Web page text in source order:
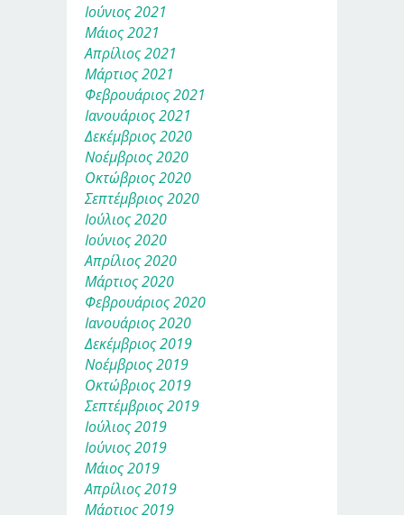
Ιούνιος 2021
Μάιος 2021
Απρίλιος 2021
Μάρτιος 2021
Φεβρουάριος 2021
Ιανουάριος 2021
Δεκέμβριος 2020
Νοέμβριος 2020
Οκτώβριος 2020
Σεπτέμβριος 2020
Ιούλιος 2020
Ιούνιος 2020
Απρίλιος 2020
Μάρτιος 2020
Φεβρουάριος 2020
Ιανουάριος 2020
Δεκέμβριος 2019
Νοέμβριος 2019
Οκτώβριος 2019
Σεπτέμβριος 2019
Ιούλιος 2019
Ιούνιος 2019
Μάιος 2019
Απρίλιος 2019
Μάρτιος 2019